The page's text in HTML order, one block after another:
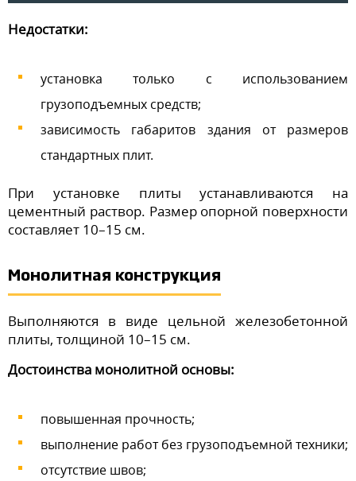
Недостатки:
установка только с использованием
грузоподъемных средств;
зависимость габаритов здания от размеров
стандартных плит.
При установке плиты устанавливаются на
цементный раствор. Размер опорной поверхности
составляет 10–15 см.
Монолитная конструкция
Выполняются в виде цельной железобетонной
плиты, толщиной 10–15 см.
Достоинства монолитной основы:
повышенная прочность;
выполнение работ без грузоподъемной техники;
отсутствие швов;